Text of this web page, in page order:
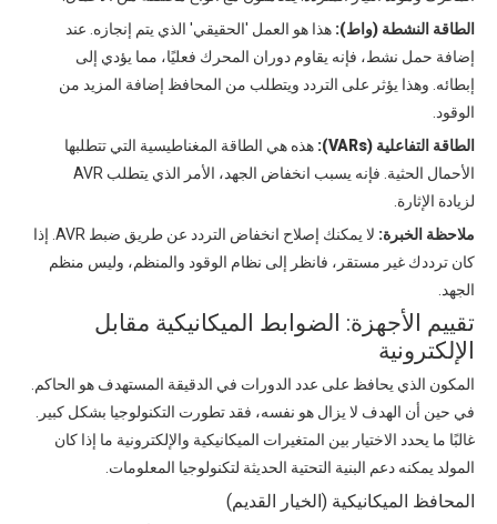
الطاقة النشطة (واط): هذا هو العمل 'الحقيقي' الذي يتم إنجازه. عند
إضافة حمل نشط، فإنه يقاوم دوران المحرك فعليًا، مما يؤدي إلى
إبطائه. وهذا يؤثر على التردد ويتطلب من المحافظ إضافة المزيد من
الوقود.
الطاقة التفاعلية (VARs):
هذه هي الطاقة المغناطيسية التي تتطلبها
الأحمال الحثية. فإنه يسبب انخفاض الجهد، الأمر الذي يتطلب AVR
لزيادة الإثارة.
ملاحظة الخبرة:
لا يمكنك إصلاح انخفاض التردد عن طريق ضبط AVR. إذا
كان ترددك غير مستقر، فانظر إلى نظام الوقود والمنظم، وليس منظم
الجهد.
تقييم الأجهزة: الضوابط الميكانيكية مقابل
الإلكترونية
المكون الذي يحافظ على عدد الدورات في الدقيقة المستهدف هو الحاكم.
في حين أن الهدف لا يزال هو نفسه، فقد تطورت التكنولوجيا بشكل كبير.
غالبًا ما يحدد الاختيار بين المتغيرات الميكانيكية والإلكترونية ما إذا كان
المولد يمكنه دعم البنية التحتية الحديثة لتكنولوجيا المعلومات.
المحافظ الميكانيكية (الخيار القديم)